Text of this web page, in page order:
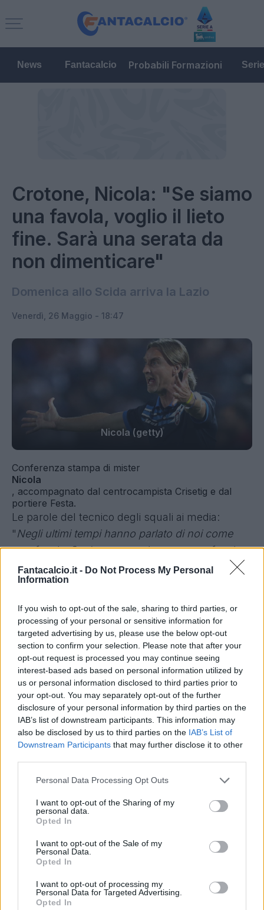
Fantacalcio.it - Do Not Process My Personal
Information
If you wish to opt-out of the sale, sharing to third parties, or
processing of your personal or sensitive information for
targeted advertising by us, please use the below opt-out
section to confirm your selection. Please note that after your
opt-out request is processed you may continue seeing
interest-based ads based on personal information utilized by
us or personal information disclosed to third parties prior to
your opt-out. You may separately opt-out of the further
disclosure of your personal information by third parties on the
IAB’s list of downstream participants. This information may
also be disclosed by us to third parties on the IAB’s List of
Downstream Participants that may further disclose it to other
Personal Data Processing Opt Outs
I want to opt-out of the Sharing of my
personal data.
Opted In
I want to opt-out of the Sale of my
Personal Data.
Opted In
I want to opt-out of processing my
Personal Data for Targeted Advertising.
Opted In
News Fantacalcio Probabili Formazioni
Crotone, Nicola: "Se siamo
una favola, voglio il lieto
fine. Sarà una serata da
non dimenticare"
Domenica allo Scida arriva la Lazio
Venerdì, 26 Maggio - 18:47
Nicola (getty)
Conferenza stampa di mister
Nicola
, accompagnato dal centrocampista Crisetig e dal
portiere Festa.
Le parole del tecnico degli squali ai media:
"Negli ultimi tempi hanno parlato di noi come
una favola. Se devo pensarla come una favola,
allora voglio il lieto fine. A me, però, piace
pensare che il Crotone sia il risultato di un
un gruppo splendido, di una grandissima
motivazione. Non so come finirà la storia del
Crotone domenica sera, molto dipenderà da
quello che faremo noi e da quello che capiterà
sul campo di Palermo. Credo nella buonafede
degli altri, ma noi dobbiamo pensare innanzitutto
a fare il nostro meglio con la Lazio che è una
formazione fortissima. Il Crotone ha fatto di tutto
e di più. Ha sempre messo il massimo delle
proprie convinzioni, della propria disponibilità dei
propri sogni per poter arrivare all’ultima giornata
di campionato e giocarsi la salvezza. Noi
vogliamo salvarci. Mi auguro che domenica,
dimenticare”.
Autore
Redazione Fantacalcio.it